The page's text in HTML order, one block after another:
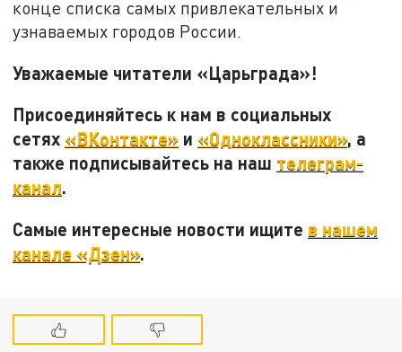
конце списка самых привлекательных и
узнаваемых городов России.
Уважаемые читатели «Царьграда»!
Присоединяйтесь к нам в социальных
сетях «ВКонтакте» и «Одноклассники», а
также подписывайтесь на наш телеграм-
канал.
Самые интересные новости ищите в нашем
канале «Дзен».